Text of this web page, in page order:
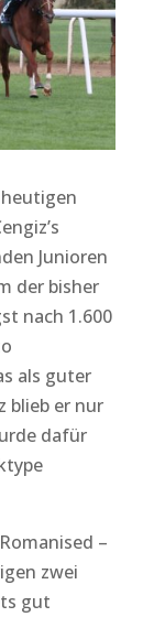
Junioren
der bisher
nach 1.600
als guter
blieb er nur
dafür
–
zwei
gut